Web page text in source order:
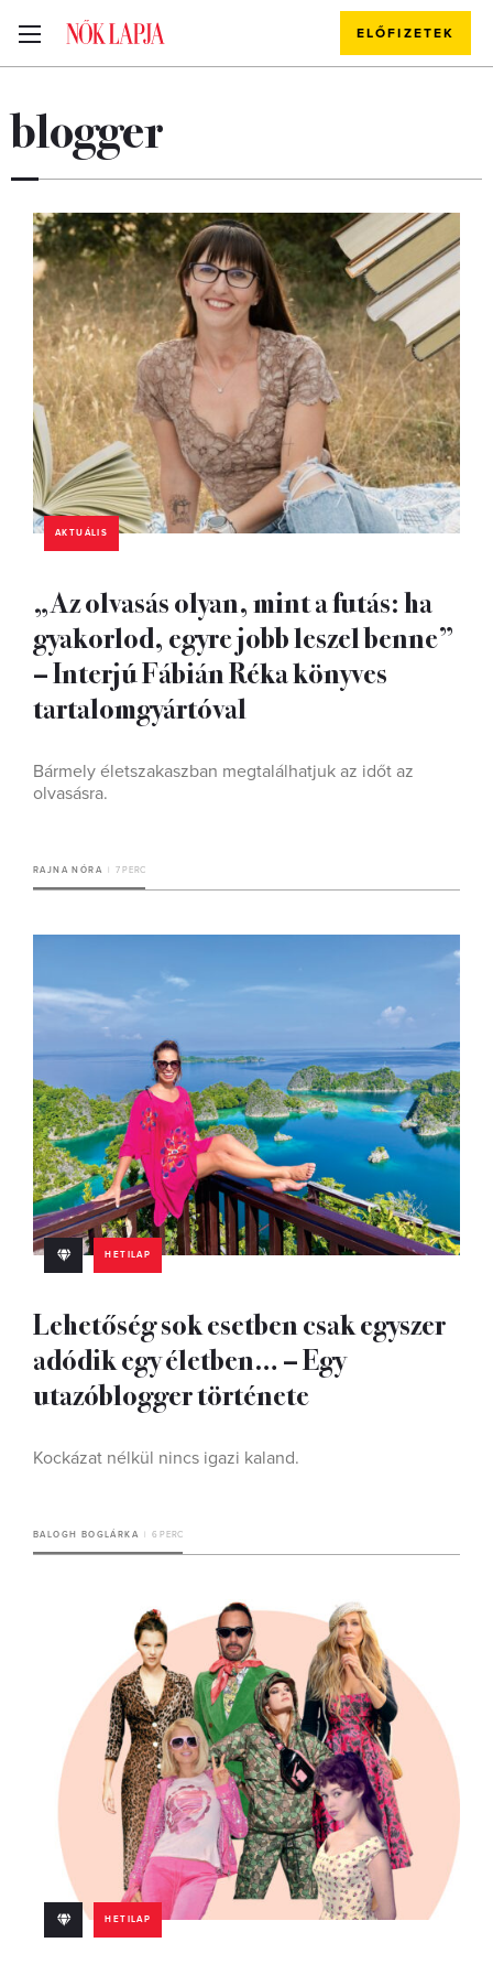
ELŐFIZETEK
blogger
AKTUÁLIS
„Az olvasás olyan, mint a futás: ha
gyakorlod, egyre jobb leszel benne”
– Interjú Fábián Réka könyves
tartalomgyártóval
Bármely életszakaszban megtalálhatjuk az időt az
olvasásra.
RAJNA NÓRA 7 PERC
HETILAP
Lehetőség sok esetben csak egyszer
adódik egy életben… – Egy
utazóblogger története
Kockázat nélkül nincs igazi kaland.
BALOGH BOGLÁRKA 6 PERC
HETILAP